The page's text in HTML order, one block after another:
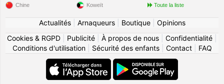
Chine Koweït Toute la liste
Actualités| Arnaqueurs| Boutique| Opinions
Cookies & RGPD
Publicité À propos de nous Confidentialité
Conditions d'utilisation| Sécurité des enfants| Contact| FAQ